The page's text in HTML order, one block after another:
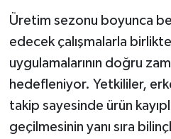
Üretim sezonu boyunca
edecek çalışmalarla
uygulamalarının doğru
hedefleniyor. Yetkililer,
takip sayesinde ürün
geçilmesinin yanı sıra